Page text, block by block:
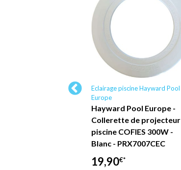
Eclairage piscine Hayward Pool
Europe
Hayward Pool Europe -
Collerette de projecteur
piscine COFIES 300W -
Blanc - PRX7007CEC
19,90€*